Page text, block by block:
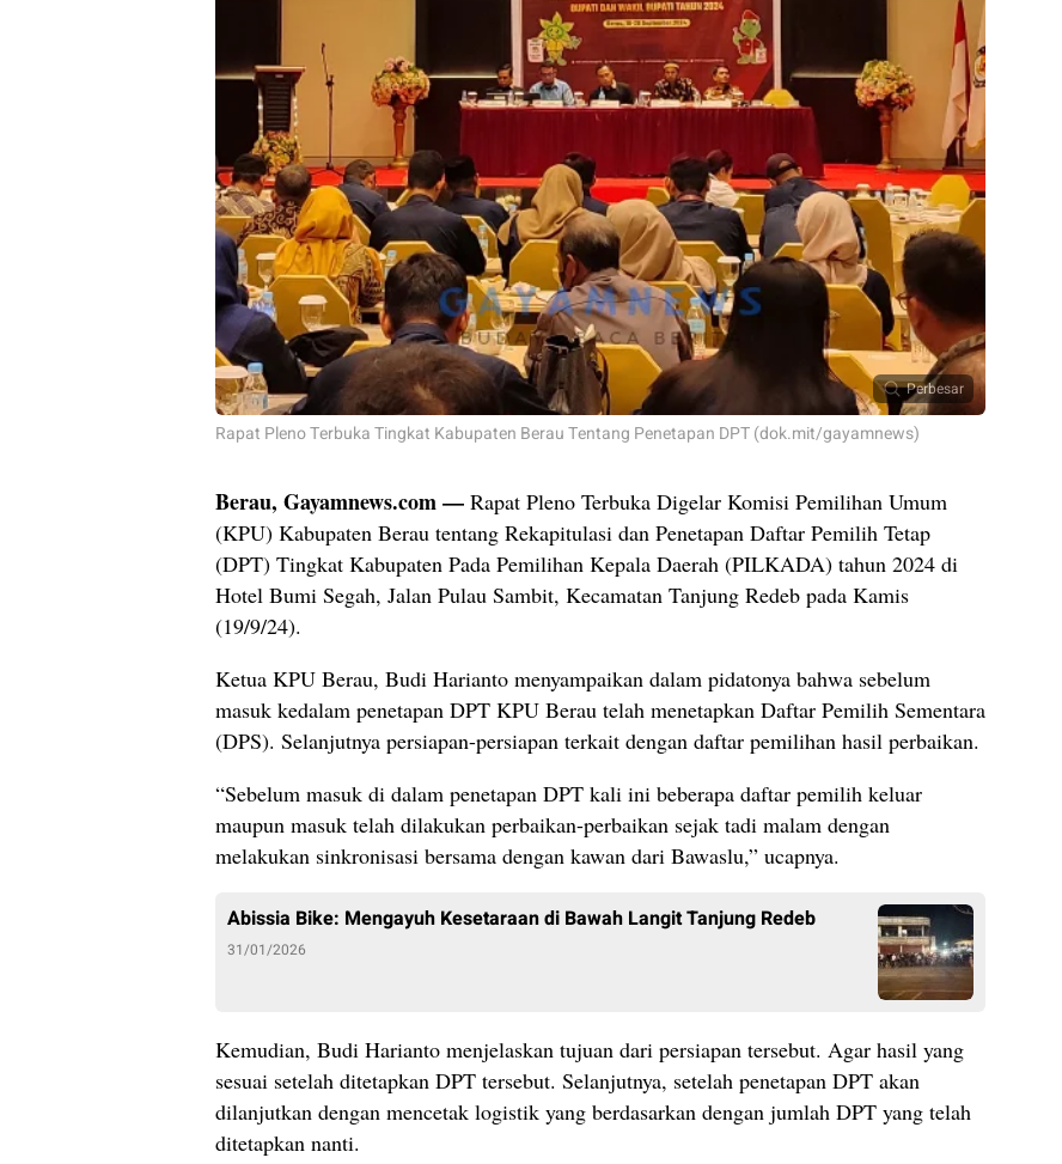
Perbesar
Rapat Pleno Terbuka Tingkat Kabupaten Berau Tentang Penetapan DPT (dok.mit/gayamnews)
Berau, Gayamnews.com — Rapat Pleno Terbuka Digelar Komisi Pemilihan Umum
(KPU) Kabupaten Berau tentang Rekapitulasi dan Penetapan Daftar Pemilih Tetap
(DPT) Tingkat Kabupaten Pada Pemilihan Kepala Daerah (PILKADA) tahun 2024 di
Hotel Bumi Segah, Jalan Pulau Sambit, Kecamatan Tanjung Redeb pada Kamis
(19/9/24).
Ketua KPU Berau, Budi Harianto menyampaikan dalam pidatonya bahwa sebelum
masuk kedalam penetapan DPT KPU Berau telah menetapkan Daftar Pemilih Sementara
(DPS). Selanjutnya persiapan-persiapan terkait dengan daftar pemilihan hasil perbaikan.
“Sebelum masuk di dalam penetapan DPT kali ini beberapa daftar pemilih keluar
maupun masuk telah dilakukan perbaikan-perbaikan sejak tadi malam dengan
melakukan sinkronisasi bersama dengan kawan dari Bawaslu,” ucapnya.
Abissia Bike: Mengayuh Kesetaraan di Bawah Langit Tanjung Redeb
31/01/2026
Kemudian, Budi Harianto menjelaskan tujuan dari persiapan tersebut. Agar hasil yang
sesuai setelah ditetapkan DPT tersebut. Selanjutnya, setelah penetapan DPT akan
dilanjutkan dengan mencetak logistik yang berdasarkan dengan jumlah DPT yang telah
ditetapkan nanti.